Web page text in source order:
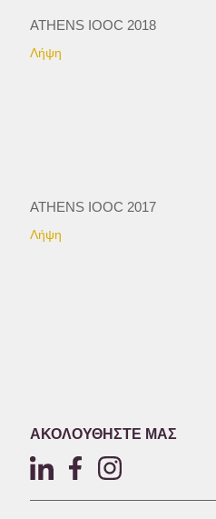
ATHENS IOOC 2018
Λήψη
ATHENS IOOC 2017
Λήψη
ΑΚΟΛΟΥΘΗΣΤΕ ΜΑΣ